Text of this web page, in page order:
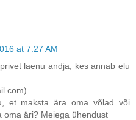
at 7:27 AM
laenu andja, kes annab elu
et maksta ära oma võlad või
oma äri? Meiega ühendust